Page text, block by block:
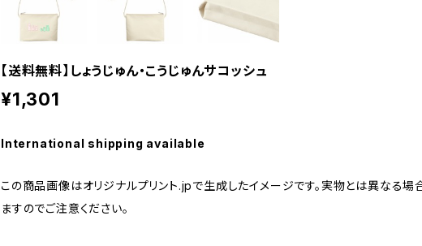
【送料無料】しょうじゅん・こうじゅんサコッシュ
¥1,301
International shipping available
この商品画像はオリジナルプリント.jpで生成したイメージです。実物とは異なる場
ますのでご注意ください。